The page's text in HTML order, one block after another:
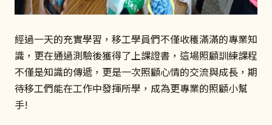
經過一天的充實學習，移工學員們不僅收穫滿滿的專業知
識，更在通過測驗後獲得了上課證書，這場照顧訓練課程
不僅是知識的傳遞，更是一次照顧心情的交流與成長，期
待移工們能在工作中發揮所學，成為更專業的照顧小幫
手!